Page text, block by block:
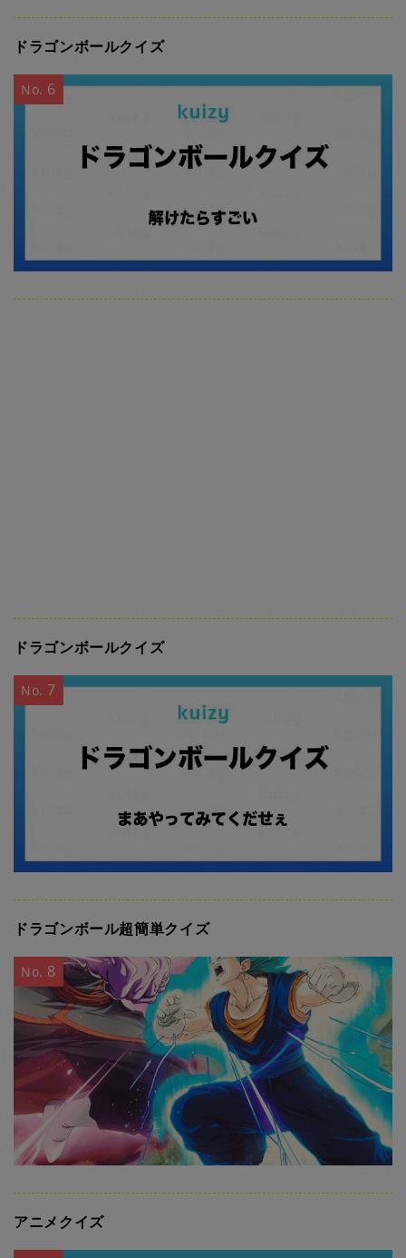
ドラゴンボールクイズ
No. 6
ドラゴンボールクイズ
No. 7
ドラゴンボール超簡単クイズ
No. 8
アニメクイズ